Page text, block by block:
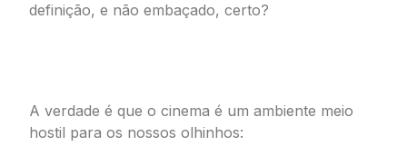
definição, e não embaçado, certo?
A verdade é que o cinema é um ambiente meio
hostil para os nossos olhinhos: